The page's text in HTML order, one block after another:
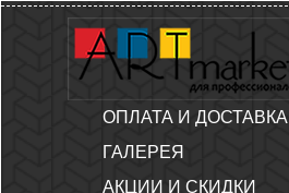
ОПЛАТА И ДОСТАВКА
ГАЛЕРЕЯ
АКЦИИ И СКИДКИ